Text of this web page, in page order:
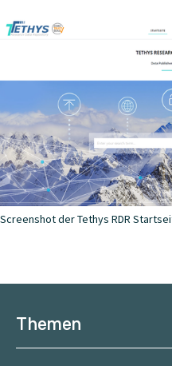
den Zweck, mit ihnen
Objekt ein eindeutiger
(Identifikator)
(Zugänglich),
Reusable
handelt es sich um klare
Datensätze, damit diese
verwendbar sind.
Datensätze auf Tethys
Suchfunktion erweitert.
Screenshot der Tethys RDR
Themen